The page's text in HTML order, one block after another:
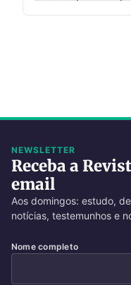
NEWSLETTER
Receba a
email
Aos domingos: estudo,
notícias, testemunhos e
Nome completo